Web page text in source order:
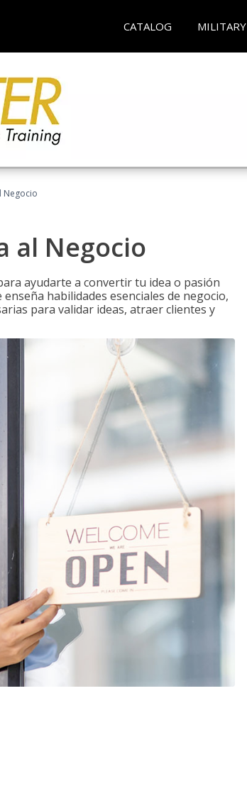
CATALOG MILITARY
Negocio
al Negocio
ayudarte a convertir tu idea o pasión
habilidades esenciales de negocio,
para validar ideas, atraer clientes y